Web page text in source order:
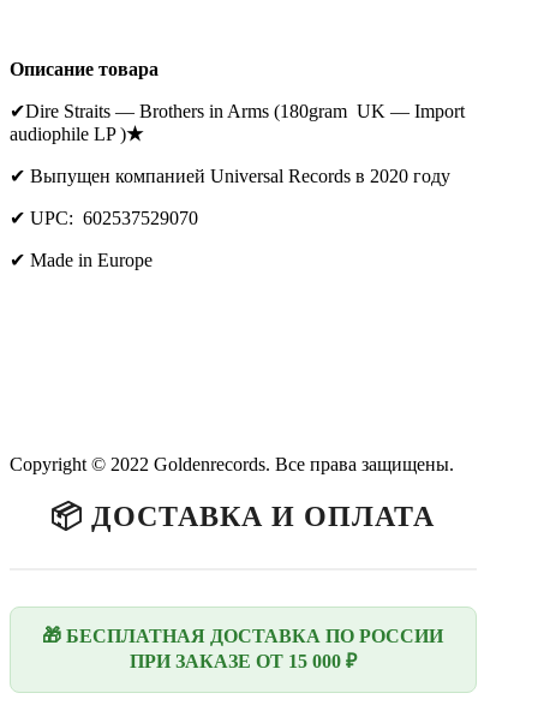
Описание товара
✔Dire Straits — Brothers in Arms (180gram UK — Import
audiophile LP )★
✔ Выпущен компанией Universal Records в 2020 году
✔ UPC: 602537529070
✔ Made in Europe
Copyright © 2022 Goldenrecords. Все права защищены.
📦 ДОСТАВКА И ОПЛАТА
🎁 БЕСПЛАТНАЯ ДОСТАВКА ПО РОССИИ
ПРИ ЗАКАЗЕ ОТ 15 000 ₽